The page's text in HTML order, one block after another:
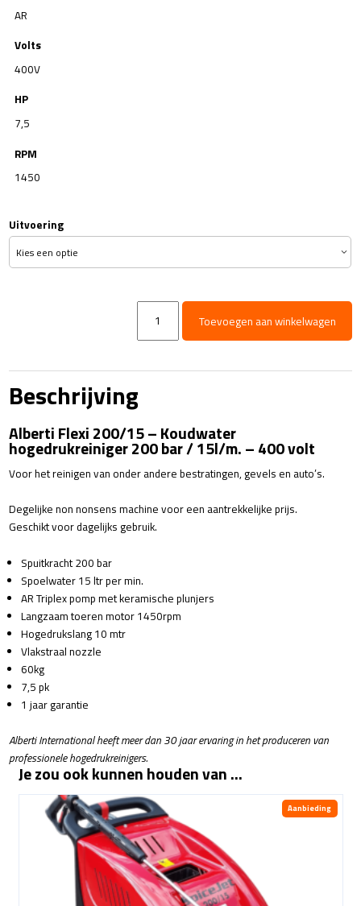
AR
Volts
400V
HP
7,5
RPM
1450
Uitvoering
Flexi
200/15
Toevoegen aan winkelwagen
Beschrijving
Alberti Flexi 200/15 – Koudwater
hogedrukreiniger 200 bar / 15l/m. – 400 volt
Voor het reinigen van onder andere bestratingen, gevels en auto’s.
Degelijke non nonsens machine voor een aantrekkelijke prijs.
Geschikt voor dagelijks gebruik.
Spuitkracht 200 bar
Spoelwater 15 ltr per min.
AR Triplex pomp met keramische plunjers
Langzaam toeren motor 1450rpm
Hogedrukslang 10 mtr
Vlakstraal nozzle
60kg
7,5 pk
1 jaar garantie
Alberti International heeft meer dan 30 jaar ervaring in het produceren van
professionele hogedrukreinigers.
Je zou ook kunnen houden van …
Aanbieding